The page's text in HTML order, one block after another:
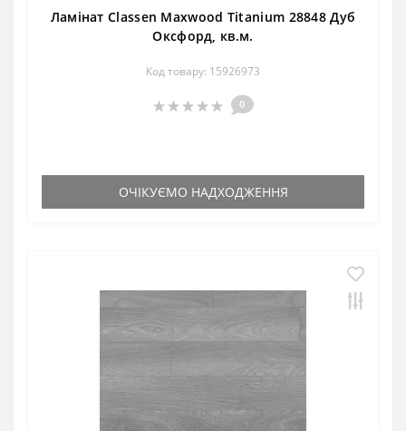
Ламінат Classen Maxwood Titanium 28848 Дуб
Оксфорд, кв.м.
Код товару: 15926973
0
ОЧІКУЄМО НАДХОДЖЕННЯ